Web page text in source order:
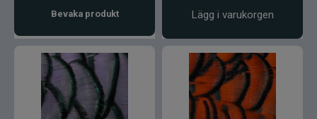
Bevaka produkt Lägg i varukorgen